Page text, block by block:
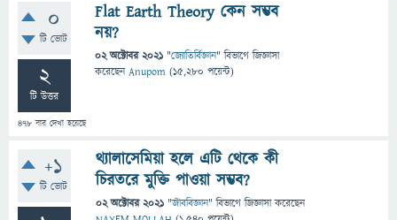
0
টি ভোট
2
টি উত্তর
478 বার দেখা হয়েছে
Flat Earth Theory কেন সম্ভব
নয়?
02 অক্টোবর 2021 "জ্যোতির্বিজ্ঞান" বিভাগে জিজ্ঞাসা
করেছেনAnupom (15,280 পয়েন্ট)
+1
টি ভোট
থ্যালাসেমিয়া হলে এটি থেকে কী
চিরতরে মুক্তি পাওয়া সম্ভব?
02 অক্টোবর 2021 "জীববিজ্ঞান" বিভাগে জিজ্ঞাসাকরেছেন